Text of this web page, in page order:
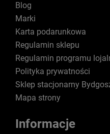
Blog
Marki
Karta podarunkowa
Regulamin sklepu
Regulamin programu
Polityka prywatności
Sklep stacjonarny
Mapa strony
Informacje